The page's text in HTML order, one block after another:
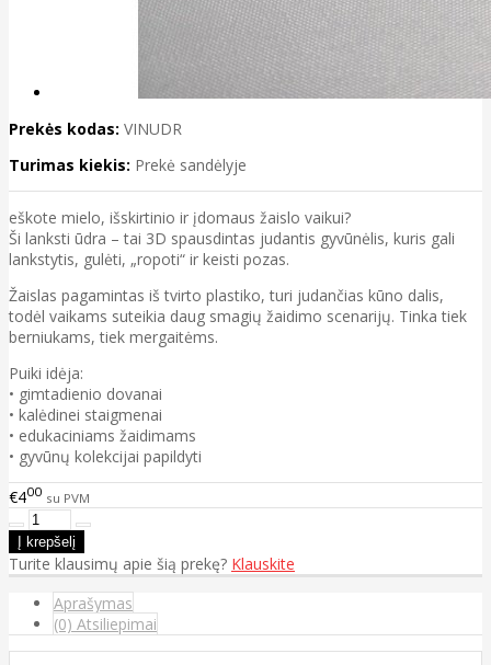
Prekės kodas: VINUDR
Turimas kiekis: Prekė sandėlyje
eškote mielo, išskirtinio ir įdomaus žaislo vaikui?
Ši lanksti ūdra – tai 3D spausdintas judantis gyvūnėlis, kuris gali
lankstytis, gulėti, „ropoti“ ir keisti pozas.
Žaislas pagamintas iš tvirto plastiko, turi judančias kūno dalis,
todėl vaikams suteikia daug smagių žaidimo scenarijų. Tinka tiek
berniukams, tiek mergaitėms.
Puiki idėja:
• gimtadienio dovanai
• kalėdinei staigmenai
• edukaciniams žaidimams
• gyvūnų kolekcijai papildyti
€400 su PVM
Turite klausimų apie šią prekę? Klauskite
Aprašymas
(0) Atsiliepimai